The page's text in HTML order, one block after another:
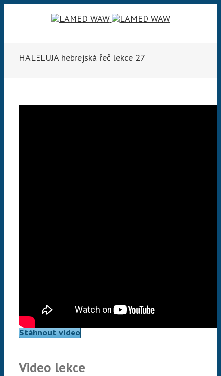
HALELUJA hebrejská řeč lekce 27
Stáhnout video
Video lekce